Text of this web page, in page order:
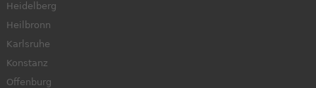
Heidelberg
Heilbronn
Karlsruhe
Konstanz
Offenburg